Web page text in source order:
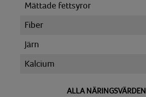
Mättade fettsyror
Fiber
Järn
Kalcium
ALLA NÄRINGSVÄRDEN